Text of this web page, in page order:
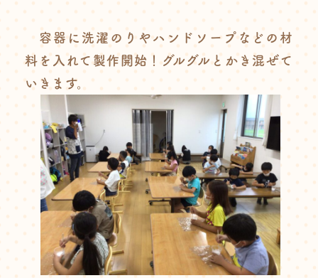
容器に洗濯のりやハンドソープなどの材
料を入れて製作開始！グルグルとかき混ぜて
いきます。